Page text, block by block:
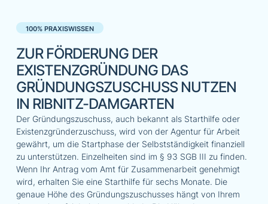
100% PRAXISWISSEN
ZUR FÖRDERUNG DER
EXISTENZGRÜNDUNG DAS
GRÜNDUNGSZUSCHUSS NUTZEN
IN RIBNITZ-DAMGARTEN
Der Gründungszuschuss, auch bekannt als Starthilfe oder
Existenzgründerzuschuss, wird von der Agentur für Arbeit
gewährt, um die Startphase der Selbstständigkeit finanziell
zu unterstützen. Einzelheiten sind im § 93 SGB III zu finden.
Wenn Ihr Antrag vom Amt für Zusammenarbeit genehmigt
wird, erhalten Sie eine Starthilfe für sechs Monate. Die
genaue Höhe des Gründungszuschusses hängt von Ihrem